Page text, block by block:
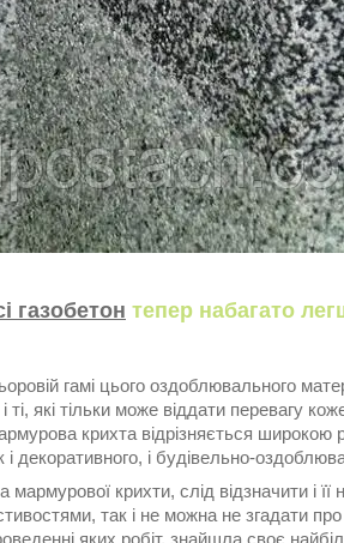
газобетон тепер набагато
гамі цього оздоблювального
і ті, які тільки може віддати перевагу
крихта відрізняється широкою
декоративного, і будівельно-
крихти, слід відзначити і
так і не можна не згадати